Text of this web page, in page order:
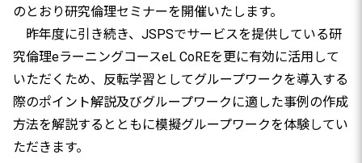
のとおり研究倫理セミナーを開催いたします。
昨年度に引き続き、JSPSでサービスを提供している研
究倫理eラーニングコースeL CoREを更に有効に活用して
いただくため、反転学習としてグループワークを導入する
際のポイント解説及びグループワークに適した事例の作成
方法を解説するとともに模擬グループワークを体験してい
ただきます。